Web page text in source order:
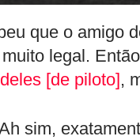
que o amigo
legal.
[de piloto],
sim,